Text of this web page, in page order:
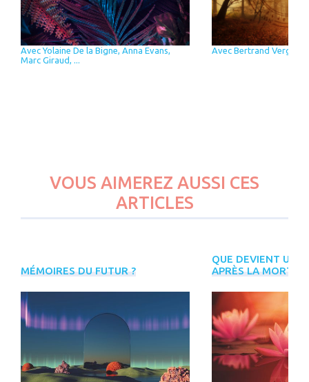
Avec Yolaine De la Bigne, Anna Evans,
Marc Giraud, ...
Avec Bertrand Vergely
D'ÉVÈNEMENTS
INREES
VOUS AIMEREZ AUSSI CES
ARTICLES
MÉMOIRES DU FUTUR ?
QUE DEVIENT UN
APRÈS LA MORT ?